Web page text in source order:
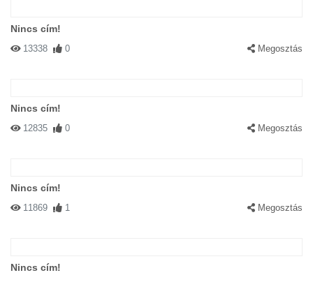
Nincs cím!
13338 0 Megosztás
Nincs cím!
12835 0 Megosztás
Nincs cím!
11869 1 Megosztás
Nincs cím!